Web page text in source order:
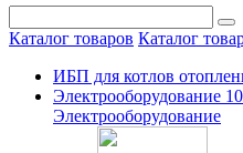
Каталог товаров Каталог
ИБП для котлов
Электрооборудование
Электрооборудование